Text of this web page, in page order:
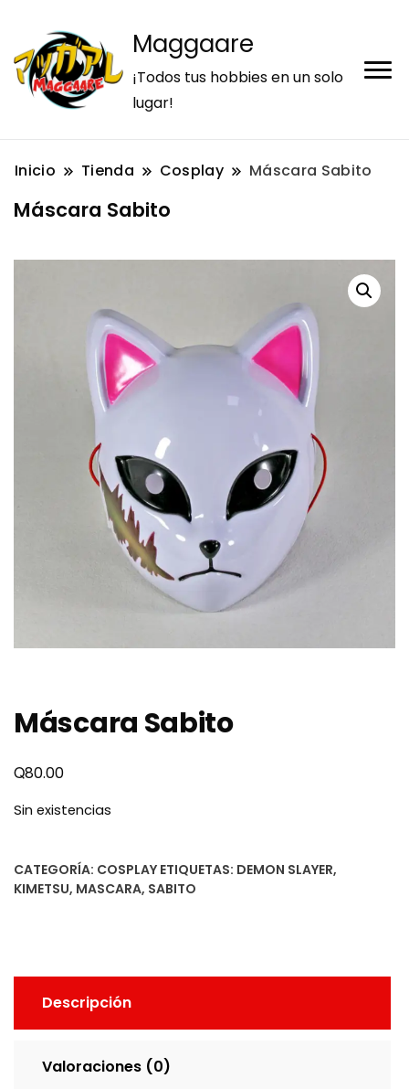
Maggaare
¡Todos tus hobbies en un solo
lugar!
Inicio Tienda Cosplay Máscara Sabito
Máscara Sabito
Máscara Sabito
Q80.00
Sin existencias
CATEGORÍA: COSPLAY ETIQUETAS: DEMON SLAYER,
KIMETSU, MASCARA, SABITO
Descripción
Valoraciones (0)